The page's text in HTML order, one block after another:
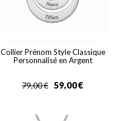
Collier Prénom Style Classique
Personnalisé en Argent
€
79,00 €
59,00